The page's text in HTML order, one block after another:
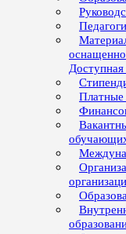
Доступная
Платные